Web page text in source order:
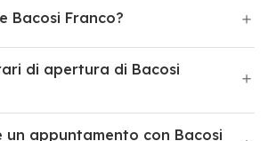
Bacosi Franco?
di apertura di Bacosi
un appuntamento con Bacosi